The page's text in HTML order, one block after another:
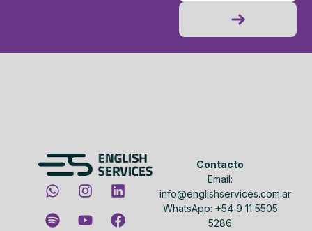
Contacto
Email:
info@englishservices.com.ar
WhatsApp: +54 9 11 5505
5286